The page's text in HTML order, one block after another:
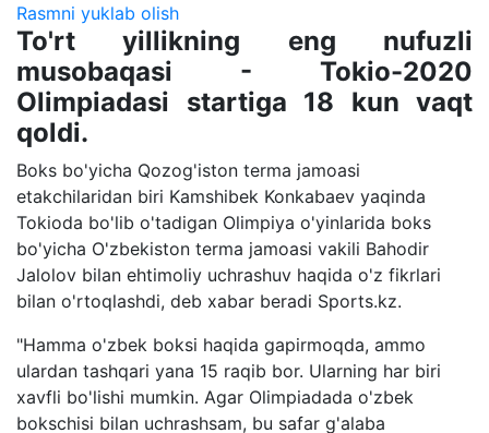
Rasmni yuklab olish
To'rt yillikning eng nufuzli
musobaqasi - Tokio-2020
Olimpiadasi startiga 18 kun vaqt
qoldi.
Boks bo'yicha Qozog'iston terma jamoasi
etakchilaridan biri Kamshibek Konkabaev yaqinda
Tokioda bo'lib o'tadigan Olimpiya o'yinlarida boks
bo'yicha O'zbekiston terma jamoasi vakili Bahodir
Jalolov bilan ehtimoliy uchrashuv haqida o'z fikrlari
bilan o'rtoqlashdi, deb xabar beradi Sports.kz.
"Hamma o'zbek boksi haqida gapirmoqda, ammo
ulardan tashqari yana 15 raqib bor. Ularning har biri
xavfli bo'lishi mumkin. Agar Olimpiadada o'zbek
bokschisi bilan uchrashsam, bu safar g'alaba